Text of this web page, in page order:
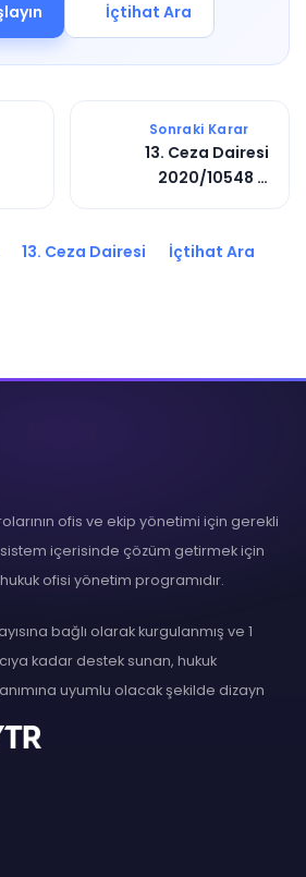
İçtihat Ara
Sonraki Karar
13. Ceza Dairesi
2020/10548 E.
13. Ceza Dairesi İçtihat Ara
ofis ve ekip yönetimi için gerekli
içerisinde çözüm getirmek için
ofisi yönetim programıdır.
bağlı olarak kurgulanmış ve 1
kadar destek sunan, hukuk
uyumlu olacak şekilde dizayn